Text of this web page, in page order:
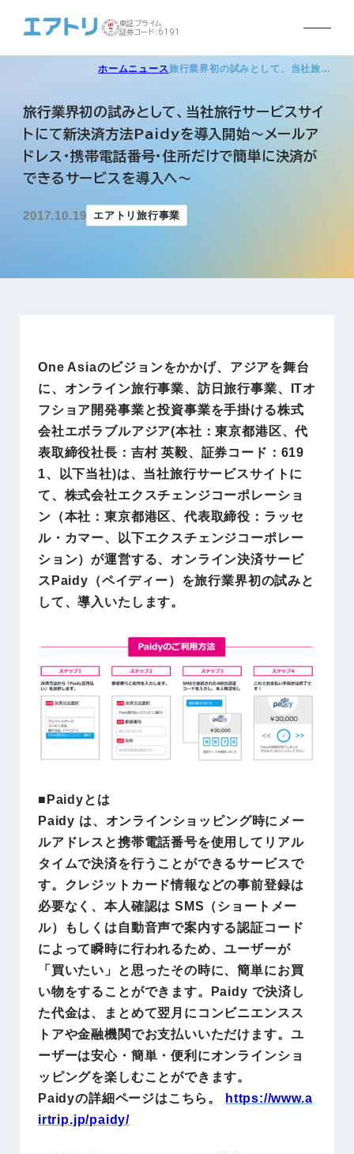
東証プライム
証券コード:6191
ホームニュース旅行業界初の試みとして、当社旅…
旅行業界初の試みとして、当社旅行サービスサイ
トにて新決済方法Paidyを導入開始～メールア
ドレス・携帯電話番号・住所だけで簡単に決済が
できるサービスを導入へ～
2017.10.19 エアトリ旅行事業
One Asiaのビジョンをかかげ、アジアを舞台
に、オンライン旅行事業、訪日旅行事業、ITオ
フショア開発事業と投資事業を手掛ける株式
会社エボラブルアジア(本社：東京都港区、代
表取締役社長：吉村 英毅、証券コード：619
1、以下当社)は、当社旅行サービスサイトに
て、株式会社エクスチェンジコーポレーショ
ン（本社：東京都港区、代表取締役：ラッセ
ル・カマー、以下エクスチェンジコーポレー
ション）が運営する、オンライン決済サービ
スPaidy（ペイディー）を旅行業界初の試みと
して、導入いたします。
■Paidyとは
Paidy は、オンラインショッピング時にメー
ルアドレスと携帯電話番号を使用してリアル
タイムで決済を行うことができるサービスで
す。クレジットカード情報などの事前登録は
必要なく、本人確認は SMS（ショートメー
ル）もしくは自動音声で案内する認証コード
によって瞬時に行われるため、ユーザーが
「買いたい」と思ったその時に、簡単にお買
い物をすることができます。Paidy で決済し
た代金は、まとめて翌月にコンビニエンスス
トアや金融機関でお支払いいただけます。ユ
ーザーは安心・簡単・便利にオンラインショ
ッピングを楽しむことができます。
Paidyの詳細ページはこちら。 https://www.a
irtrip.jp/paidy/